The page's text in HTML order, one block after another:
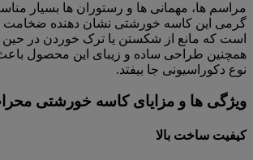
گرمی این کاسه خورشتی نشان دهنده ضخامت و
است که مانع از شکستن یا ترک خوردن در
همچنین طراحی ساده و زیبای این محصول
نوع دکوراسیونی جا بیفتد.
ویژگی ها و مزایای کاسه خورشتی
کیفیت ساخت بالا